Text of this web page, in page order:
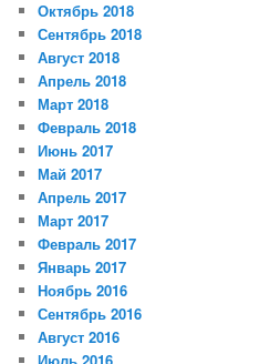
Октябрь 2018
Сентябрь 2018
Август 2018
Апрель 2018
Март 2018
Февраль 2018
Июнь 2017
Май 2017
Апрель 2017
Март 2017
Февраль 2017
Январь 2017
Ноябрь 2016
Сентябрь 2016
Август 2016